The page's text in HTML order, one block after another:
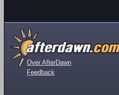
Over AfterDawn
Feedback